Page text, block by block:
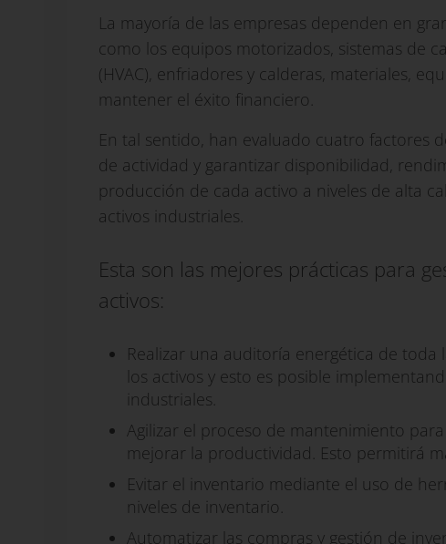
La mayoría de las empresas dependen en
como los equipos motorizados, sistemas de
(HVAC), enfriadores y calderas, materiales,
mantener el éxito financiero.
En tal sentido, han evaluado cuatro factores
de actividad y garantizar disponibilidad,
producción de cada activo a niveles de alta
activos industriales.
Esta son las mejores prácticas para
activos:
Realizar una auditoría energética de
los activos y esto es posible
industriales.
Agilizar el proceso de mantenimiento
mejorar la productividad. Esto permitirá
Evitar el inventario mediante el uso de
niveles de inventario.
Automatizar las compras y gestión de